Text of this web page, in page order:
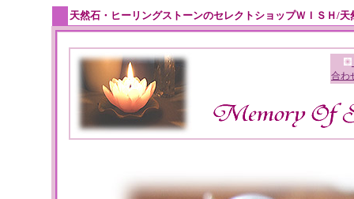
天然石・ヒーリングストーンのセレクトショップＷＩＳＨ/
合わ